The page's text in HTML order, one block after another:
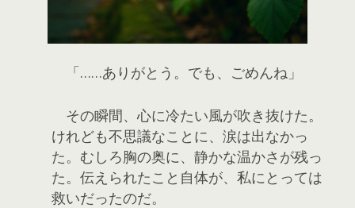
「……ありがとう。でも、ごめんね」
その瞬間、心に冷たい風が吹き抜けた。
けれども不思議なことに、涙は出なかっ
た。むしろ胸の奥に、静かな温かさが残っ
た。伝えられたこと自体が、私にとっては
救いだったのだ。